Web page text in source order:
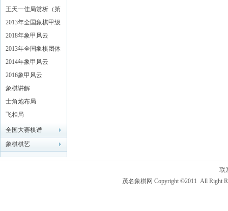
王天一佳局赏析（第
一辑）
2013年全国象棋甲级
联赛特辑
2018年象甲风云
2013年全国象棋团体
赛
2014年象甲风云
2016象甲风云
象棋讲解
士角炮布局
飞相局
全国大赛棋谱
象棋棋艺
联
茂名象棋网 Copyright ©2011 All Right